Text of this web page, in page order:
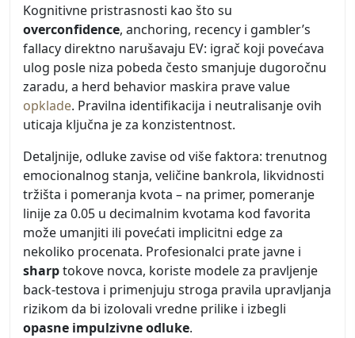
Kognitivne pristrasnosti kao što su
overconfidence, anchoring, recency i gambler’s
fallacy direktno narušavaju EV: igrač koji povećava
ulog posle niza pobeda često smanjuje dugoročnu
zaradu, a herd behavior maskira prave value
opklade. Pravilna identifikacija i neutralisanje ovih
uticaja ključna je za konzistentnost.
Detaljnije, odluke zavise od više faktora: trenutnog
emocionalnog stanja, veličine bankrola, likvidnosti
tržišta i pomeranja kvota – na primer, pomeranje
linije za 0.05 u decimalnim kvotama kod favorita
može umanjiti ili povećati implicitni edge za
nekoliko procenata. Profesionalci prate javne i
sharptokove novca, koriste modele za pravljenje
back-testova i primenjuju stroga pravila upravljanja
rizikom da bi izolovali vredne prilike i izbegli
opasne impulzivne odluke.